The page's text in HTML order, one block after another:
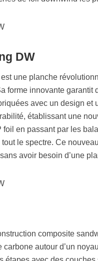
DW
une planche
forme innovante garantit
avec un design et
établissant une
en passant par les
le spectre. Ce
avoir besoin d’une
composite
autour d’un